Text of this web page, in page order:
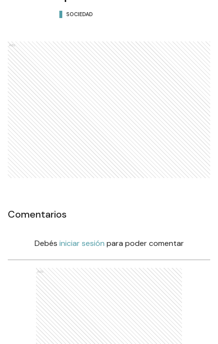
SOCIEDAD
Ads
Comentarios
Debés iniciar sesión para poder comentar
Ads